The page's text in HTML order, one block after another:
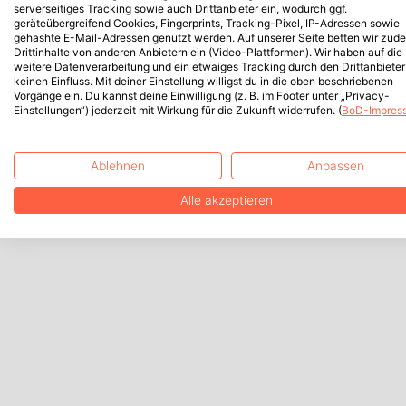
serverseitiges Tracking sowie auch Drittanbieter ein, wodurch ggf.
geräteübergreifend Cookies, Fingerprints, Tracking-Pixel, IP-Adressen sowie
gehashte E-Mail-Adressen genutzt werden. Auf unserer Seite betten wir
Drittinhalte von anderen Anbietern ein (Video-Plattformen). Wir haben auf die
weitere Datenverarbeitung und ein etwaiges Tracking durch den Drittanbieter
keinen Einfluss. Mit deiner Einstellung willigst du in die oben beschriebenen
Vorgänge ein. Du kannst deine Einwilligung (z. B. im Footer unter „Privacy-
Einstellungen“) jederzeit mit Wirkung für die Zukunft widerrufen. (BoD-
Ablehnen Anpassen
Alle akzeptieren